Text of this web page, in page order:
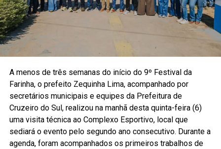
A menos de três semanas do início do 9º Festival da
Farinha, o prefeito Zequinha Lima, acompanhado por
secretários municipais e equipes da Prefeitura de
Cruzeiro do Sul, realizou na manhã desta quinta-feira (6)
uma visita técnica ao Complexo Esportivo, local que
sediará o evento pelo segundo ano consecutivo. Durante a
agenda, foram acompanhados os primeiros trabalhos de